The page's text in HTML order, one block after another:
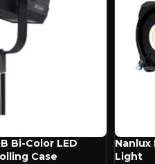
Bi-Color LED
Case
Nanlux
Light